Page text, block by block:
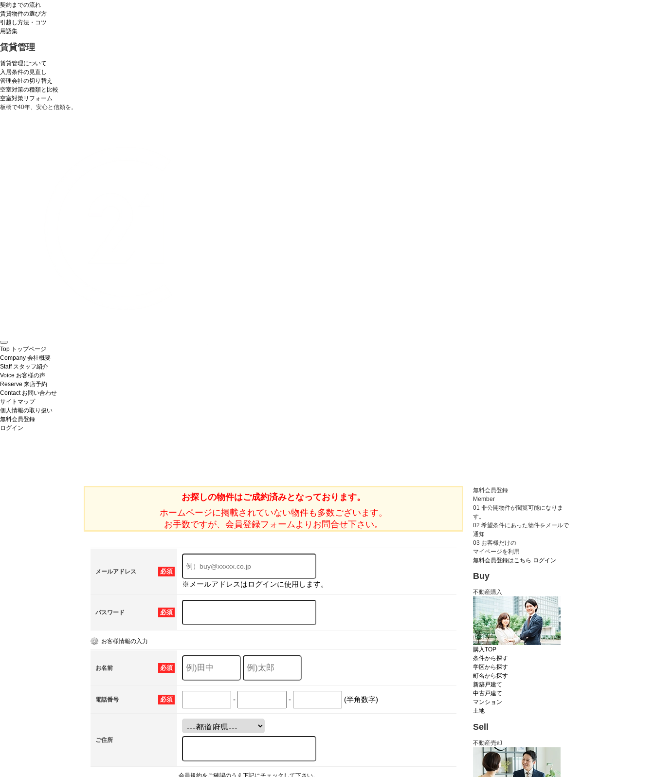
契約までの流れ
賃貸物件の選び方
引越し方法・コツ
用語集
賃貸管理
賃貸管理について
入居条件の見直し
管理会社の切り替え
空室対策の種類と比較
空室対策リフォーム
板橋で40年、安心と信頼を。
Top トップページ
Company 会社概要
Staff スタッフ紹介
Voice お客様の声
Reserve 来店予約
Contact お問い合わせ
サイトマップ
個人情報の取り扱い
無料会員登録
ログイン
お探しの物件はご成約済みとなっております。
ホームページに掲載されていない物件も多数ございます。
お手数ですが、会員登録フォームよりお問合せ下さい。
必須
メールアドレス
※メールアドレスはログインに使用します。
必須
パスワード
お客様情報の入力
必須
お名前
必須
電話番号 - - (半角数字)
ご住所
会員規約をご確認のうえ下記にチェックして下さい。
無料会員登録
Member
01 非公開物件が閲覧可能になりま
す。
02 希望条件にあった物件をメールで
通知
03 お客様だけの
マイページを利用
無料会員登録はこちら ログイン
Buy
不動産購入
購入TOP
条件から探す
学区から探す
町名から探す
新築戸建て
中古戸建て
マンション
土地
Sell
不動産売却